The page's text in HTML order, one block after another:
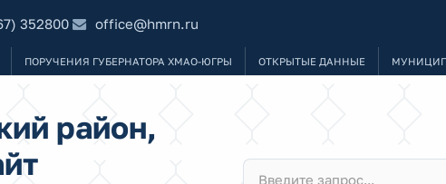
352800 office@hmrn.ru
ПОРУЧЕНИЯ ГУБЕРНАТОРА ХМАО-ЮГРЫ ОТКРЫТЫЕ ДАННЫЕ
район,